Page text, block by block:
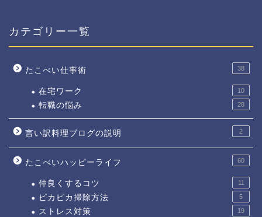
カテゴリー一覧
たこべい仕事術 38
在宅ワーク 10
転職の悩み 28
言い訳料理ブログの説明 2
たこべいハッピーライフ 60
仲良くするコツ 11
ピカピカ掃除方法 5
ストレス対策 19